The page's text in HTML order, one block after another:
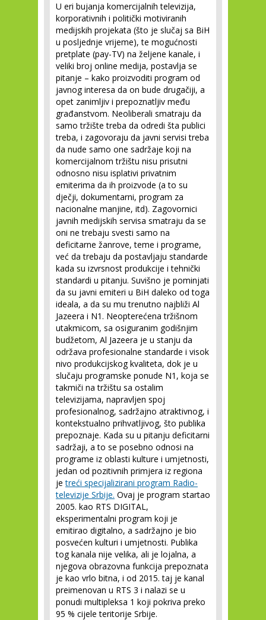
U eri bujanja komercijalnih televizija,
korporativnih i politički motiviranih
medijskih projekata (što je slučaj sa BiH
u posljednje vrijeme), te mogućnosti
pretplate (pay-TV) na željene kanale, i
veliki broj online medija, postavlja se
pitanje – kako proizvoditi program od
javnog interesa da on bude drugačiji, a
opet zanimljiv i prepoznatljiv među
građanstvom. Neoliberali smatraju da
samo tržište treba da odredi šta publici
treba, i zagovoraju da javni servisi treba
da nude samo one sadržaje koji na
komercijalnom tržištu nisu prisutni
odnosno nisu isplativi privatnim
emiterima da ih proizvode (a to su
dječji, dokumentarni, program za
nacionalne manjine, itd). Zagovornici
javnih medijskih servisa smatraju da se
oni ne trebaju svesti samo na
deficitarne žanrove, teme i programe,
već da trebaju da postavljaju standarde
kada su izvrsnost produkcije i tehnički
standardi u pitanju. Suvišno je pominjati
da su javni emiteri u BiH daleko od toga
ideala, a da su mu trenutno najbliži Al
Jazeera i N1. Neopterećena tržišnom
utakmicom, sa osiguranim godišnjim
budžetom, Al Jazeera je u stanju da
održava profesionalne standarde i visok
nivo produkcijskog kvaliteta, dok je u
slučaju programske ponude N1, koja se
takmiči na tržištu sa ostalim
televizijama, napravljen spoj
profesionalnog, sadržajno atraktivnog, i
kontekstualno prihvatljivog, što publika
prepoznaje. Kada su u pitanju deficitarni
sadržaji, a to se posebno odnosi na
programe iz oblasti kulture i umjetnosti,
jedan od pozitivnih primjera iz regiona
jetreći specijalizirani program Radio-
televizije Srbije. Ovaj je program startao
2005. kao RTS DIGITAL,
eksperimentalni program koji je
emitirao digitalno, a sadržajno je bio
posvećen kulturi i umjetnosti. Publika
tog kanala nije velika, ali je lojalna, a
njegova obrazovna funkcija prepoznata
je kao vrlo bitna, i od 2015. taj je kanal
preimenovan u RTS 3 i nalazi se u
ponudi multipleksa 1 koji pokriva preko
95 % cijele teritorije Srbije.